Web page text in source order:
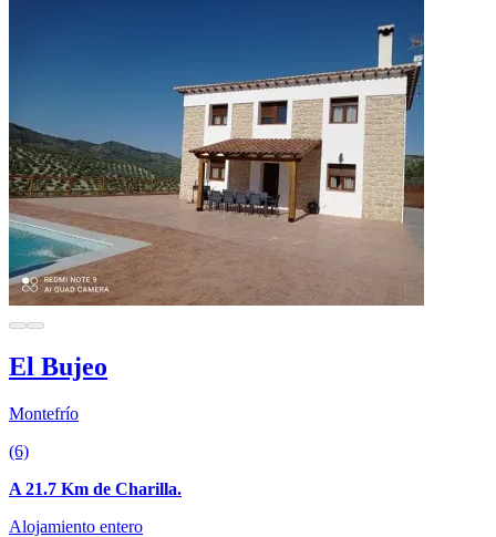
El Bujeo
Montefrío
(6)
A 21.7 Km de Charilla.
Alojamiento entero